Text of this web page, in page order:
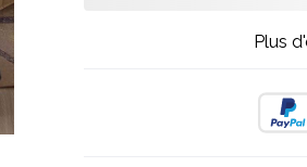
Plus